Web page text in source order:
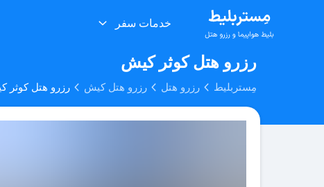
خدمات سفر
رزرو هتل کوثر کیش
مِستربلیط رزرو هتل رزرو هتل کیش رزرو هتل کوثر